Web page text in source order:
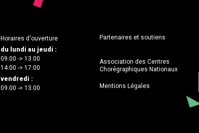
Horaires d'ouverture
du lundi au jeudi :
09:00 -> 13:00
14:00 -> 17:00
vendredi :
09:00 -> 13:00
Partenaires et soutiens
Association des Centres
Chorégraphiques Nationaux
Mentions Légales